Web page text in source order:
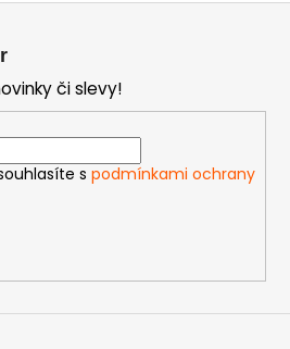
či slevy!
s podmínkami ochrany